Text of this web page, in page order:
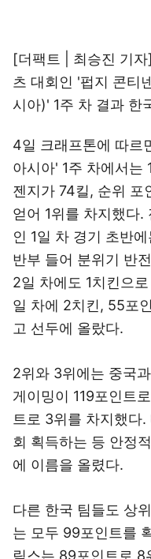
[더팩트 | 최승진 기
츠 대회인 '펍지 콘티
시아)' 1주 차 결과 한
4일 크래프톤에 따르
아시아' 1주 차에서는
젠지가 74킬, 순위 포
얻어 1위를 차지했다.
인 1일 차 경기 초반
반부 들어 분위기 반
2일 차에도 1치킨으
일 차에 2치킨, 55포
고 선두에 올랐다.
2위와 3위에는 중국
게이밍이 119포인트
트로 3위를 차지했다
회 획득하는 등 안정
에 이름을 올렸다.
다른 한국 팀들도 상
는 모두 99포인트를
릭스는 89포인트로 8